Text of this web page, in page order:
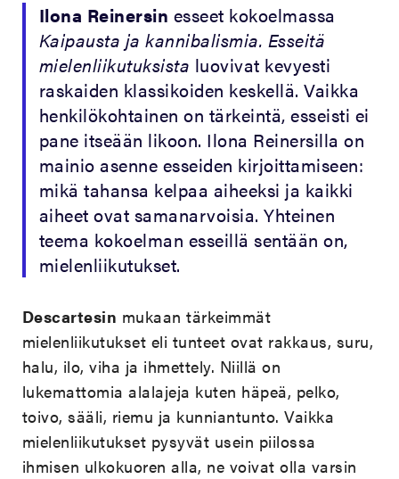
Ilona Reinersin esseet kokoelmassa
Kaipausta ja kannibalismia. Esseitä
mielenliikutuksista luovivat kevyesti
raskaiden klassikoiden keskellä. Vaikka
henkilökohtainen on tärkeintä, esseisti ei
pane itseään likoon. Ilona Reinersilla on
mainio asenne esseiden kirjoittamiseen:
mikä tahansa kelpaa aiheeksi ja kaikki
aiheet ovat samanarvoisia. Yhteinen
teema kokoelman esseillä sentään on,
mielenliikutukset.
Descartesin mukaan tärkeimmät
mielenliikutukset eli tunteet ovat rakkaus, suru,
halu, ilo, viha ja ihmettely. Niillä on
lukemattomia alalajeja kuten häpeä, pelko,
toivo, sääli, riemu ja kunniantunto. Vaikka
mielenliikutukset pysyvät usein piilossa
ihmisen ulkokuoren alla, ne voivat olla varsin